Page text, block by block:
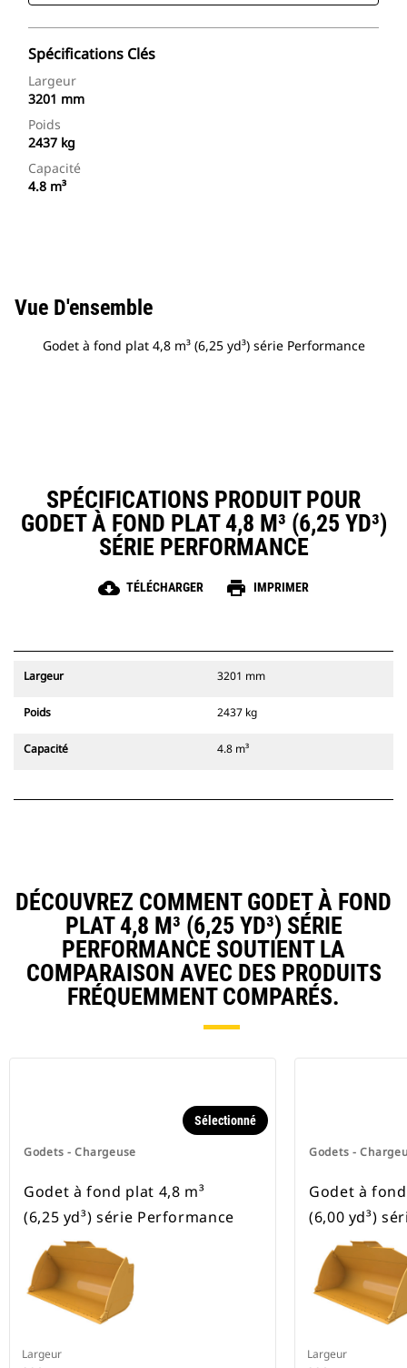
Spécifications Clés
Largeur
3201 mm
Poids
2437 kg
Capacité
4.8 m³
Vue D'ensemble
Godet à fond plat 4,8 m³ (6,25 yd³) série Performance
SPÉCIFICATIONS PRODUIT POUR
GODET À FOND PLAT 4,8 M³ (6,25 YD³)
SÉRIE PERFORMANCE
cloud_download TÉLÉCHARGER print IMPRIMER
Largeur 3201 mm
Poids 2437 kg
Capacité 4.8 m³
DÉCOUVREZ COMMENT GODET À FOND
PLAT 4,8 M³ (6,25 YD³) SÉRIE
PERFORMANCE SOUTIENT LA
COMPARAISON AVEC DES PRODUITS
FRÉQUEMMENT COMPARÉS.
Godets - Chargeuse
Sélectionné
Godet à fond plat 4,8 m³
(6,25 yd³) série Performance
Largeur
Godets -
Godet à
(6,00 yd³)
Largeur